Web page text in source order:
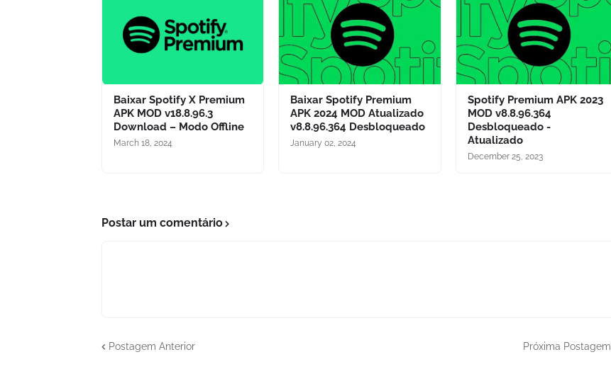
Baixar Spotify X Premium
APK MOD v18.8.96.3
Download – Modo Offline
March 18, 2024
Baixar Spotify Premium
APK 2024 MOD Atualizado
v8.8.96.364 Desbloqueado
January 02, 2024
Spotify Premium APK 2023
MOD v8.8.96.364
Desbloqueado -
Atualizado
December 25, 2023
Postar um comentário
Postagem Anterior Próxima Postagem